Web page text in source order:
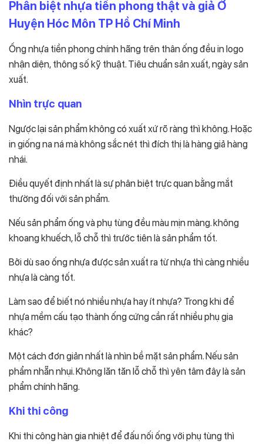
Phân biệt nhựa tiền phong thật và giả Ở
Huyện Hóc Môn TP Hồ Chí Minh
Ống nhựa tiền phong chính hãng trên thân ống đều in logo
nhận diện, thông số kỹ thuật. Tiêu chuẩn sản xuất, ngày sản
xuất.
Nhìn trực quan
Ngược lại sản phẩm không có xuất xứ rõ ràng thì không. Hoặc
in giống na ná mà không sắc nét thì đích thị là hàng giả hàng
nhái.
Điều quyết định nhất là sự phân biệt trực quan bằng mắt
thường đối với sản phẩm.
Nếu sản phẩm ống và phụ tùng đều màu mịn màng. không
khoang khuếch, lỗ chỗ thì trước tiên là sản phẩm tốt.
Bởi dù sao ống nhựa được sản xuất ra từ nhựa thì càng nhiều
nhựa là càng tốt.
Làm sao để biết nó nhiều nhựa hay ít nhựa? Trong khi để
nhựa mềm cấu tạo thành ống cứng cần rất nhiều phụ gia
khác?
Một cách đơn giản nhất là nhìn bề mặt sản phẩm. Nếu sản
phẩm nhẵn nhụi. Không lăn tăn lỗ chỗ thì yên tâm đây là sản
phẩm chính hãng.
Khi thi công
Khi thi công hàn gia nhiệt để đấu nối ống với phụ tùng thì